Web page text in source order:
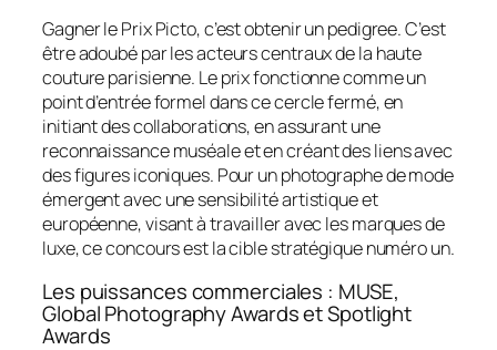
Gagner le Prix Picto, c’est obtenir un pedigree. C’est
être adoubé par les acteurs centraux de la haute
couture parisienne. Le prix fonctionne comme un
point d’entrée formel dans ce cercle fermé, en
initiant des collaborations, en assurant une
reconnaissance muséale et en créant des liens avec
des figures iconiques. Pour un photographe de mode
émergent avec une sensibilité artistique et
européenne, visant à travailler avec les marques de
luxe, ce concours est la cible stratégique numéro un.
Les puissances commerciales : MUSE,
Global Photography Awards et Spotlight
Awards